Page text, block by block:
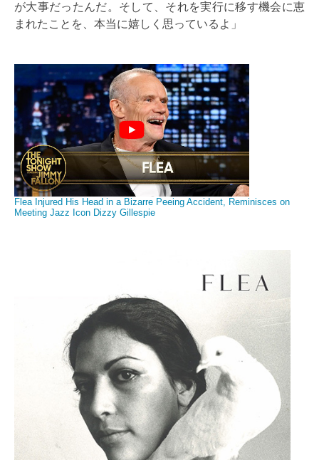
が大事だったんだ。そして、それを実行に移す機会に恵
まれたことを、本当に嬉しく思っているよ」
Flea Injured His Head in a Bizarre Peeing Accident, Reminisces on
Meeting Jazz Icon Dizzy Gillespie